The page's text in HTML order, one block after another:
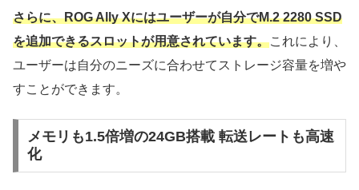
さらに、ROG Ally Xにはユーザーが自分でM.2 2280 SSD
を追加できるスロットが用意されています。これにより、
ユーザーは自分のニーズに合わせてストレージ容量を増や
すことができます。
メモリも1.5倍増の24GB搭載 転送レートも高速
化